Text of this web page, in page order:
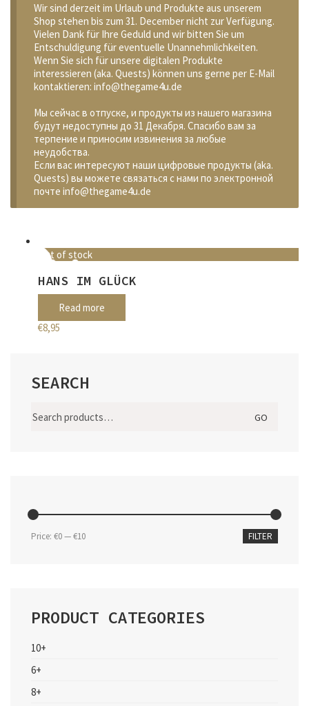
Wir sind derzeit im Urlaub und Produkte aus unserem
Shop stehen bis zum 31. December nicht zur Verfügung.
Vielen Dank für Ihre Geduld und wir bitten Sie um
Entschuldigung für eventuelle Unannehmlichkeiten.
Wenn Sie sich für unsere digitalen Produkte
interessieren (aka. Quests) können uns gerne per E-Mail
kontaktieren: info@thegame4u.de
Мы сейчас в отпуске, и продукты из нашего магазина
будут недоступны до 31 Декабря. Спасибо вам за
терпение и приносим извинения за любые
неудобства.
Если вас интересуют наши цифровые продукты (aka.
Quests) вы можете связаться с нами по электронной
почте info@thegame4u.de
Out of stock
HANS IM GLÜCK
Read more
€8,95
SEARCH
for:
GO
Min
Max
FILTER
Price: €0—€10
PRODUCT CATEGORIES
10+
6+
8+